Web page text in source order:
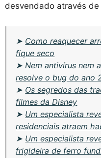
desvendado através
➤ Como reaquecer
fique seco
➤ Nem antivírus nem
resolve o bug do ano
➤ Os segredos das
filmes da Disney
➤ Um especialista
residenciais atraem
➤ Um especialista
frigideira de ferro